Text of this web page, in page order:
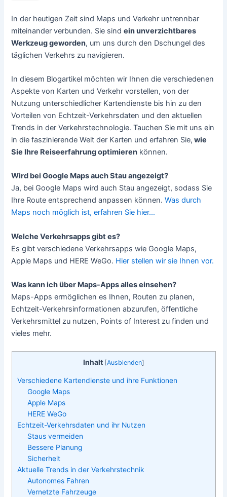
In der heutigen Zeit sind Maps und Verkehr untrennbar
miteinander verbunden. Sie sindein unverzichtbares
Werkzeug geworden, um uns durch den Dschungel des
täglichen Verkehrs zu navigieren.
In diesem Blogartikel möchten wir Ihnen die verschiedenen
Aspekte von Karten und Verkehr vorstellen, von der
Nutzung unterschiedlicher Kartendienste bis hin zu den
Vorteilen von Echtzeit-Verkehrsdaten und den aktuellen
Trends in der Verkehrstechnologie. Tauchen Sie mit uns ein
in die faszinierende Welt der Karten und erfahren Sie, wie
Sie Ihre Reiseerfahrung optimieren können.
Wird bei Google Maps auch Stau angezeigt?
Ja, bei Google Maps wird auch Stau angezeigt, sodass Sie
Ihre Route entsprechend anpassen können.Was durch
Maps noch möglich ist, erfahren Sie hier…
Welche Verkehrsapps gibt es?
Es gibt verschiedene Verkehrsapps wie Google Maps,
Apple Maps und HERE WeGo. Hier stellen wir sie Ihnen vor.
Was kann ich über Maps-Apps alles einsehen?
Maps-Apps ermöglichen es Ihnen, Routen zu planen,
Echtzeit-Verkehrsinformationen abzurufen, öffentliche
Verkehrsmittel zu nutzen, Points of Interest zu finden und
vieles mehr.
Inhalt [Ausblenden]
Verschiedene Kartendienste und ihre Funktionen
Google Maps
Apple Maps
HERE WeGo
Echtzeit-Verkehrsdaten und ihr Nutzen
Staus vermeiden
Bessere Planung
Sicherheit
Aktuelle Trends in der Verkehrstechnik
Autonomes Fahren
Vernetzte Fahrzeuge